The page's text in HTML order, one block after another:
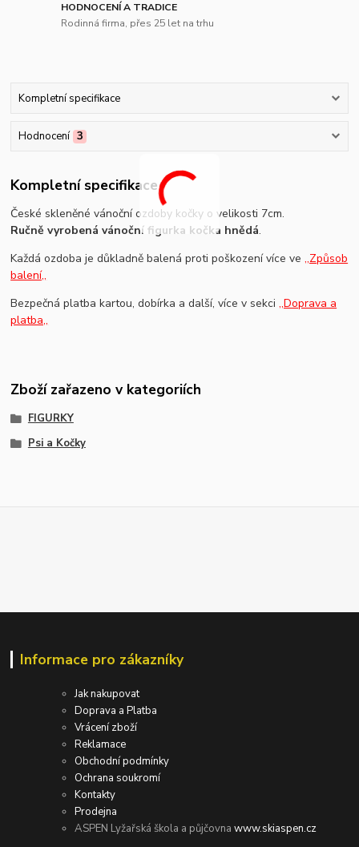
HODNOCENÍ A TRADICE
Rodinná firma, přes 25 let na trhu
Kompletní specifikace
Hodnocení 3
Kompletní specifikace
České skleněné vánoční ozdoby kočky o velikosti 7cm.
Ručně vyrobená vánoční figurka kočka hnědá.
Každá ozdoba je důkladně balená proti poškození více ve,,Způsob
balení,,
Bezpečná platba kartou, dobírka a další, více v sekci,,Doprava a
platba,,
Zboží zařazeno v kategoriích
FIGURKY
Psi a Kočky
Informace pro zákazníky
Jak nakupovat
Doprava a Platba
Vrácení zboží
Reklamace
Obchodní podmínky
Ochrana soukromí
Kontakty
Prodejna
ASPEN Lyžařská škola a půjčovnawww.skiaspen.cz